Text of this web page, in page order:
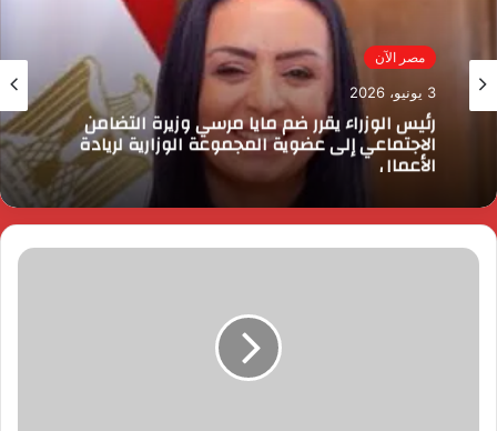
مصر الآن
3 يونيو، 2026
رئيس الوزراء يقرر ضم مايا مرسي وزيرة التضامن
الاجتماعي إلى عضوية المجموعة الوزارية لريادة
الأعمال